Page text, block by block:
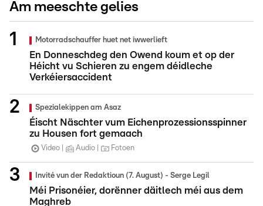
Am meeschte gelies
Motorradschauffer huet net iwwerlieft
En Donneschdeg den Owend koum et op der
Héicht vu Schieren zu engem déidleche
Verkéiersaccident
Spezialekippen am Asaz
Éischt Näschter vum Eichenprozessionsspinner
zu Housen fort gemaach
Video Audio Fotoen
Invité vun der Redaktioun (7. August) - Serge Legil
Méi Prisonéier, dorënner däitlech méi aus dem
Maghreb